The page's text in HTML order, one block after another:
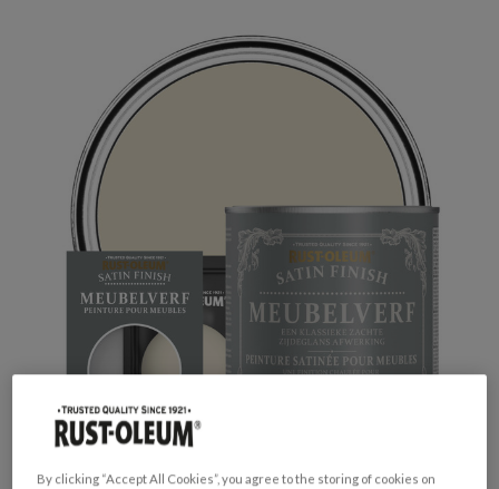
By clicking “Accept All Cookies”, you agree to the storing of cookies on